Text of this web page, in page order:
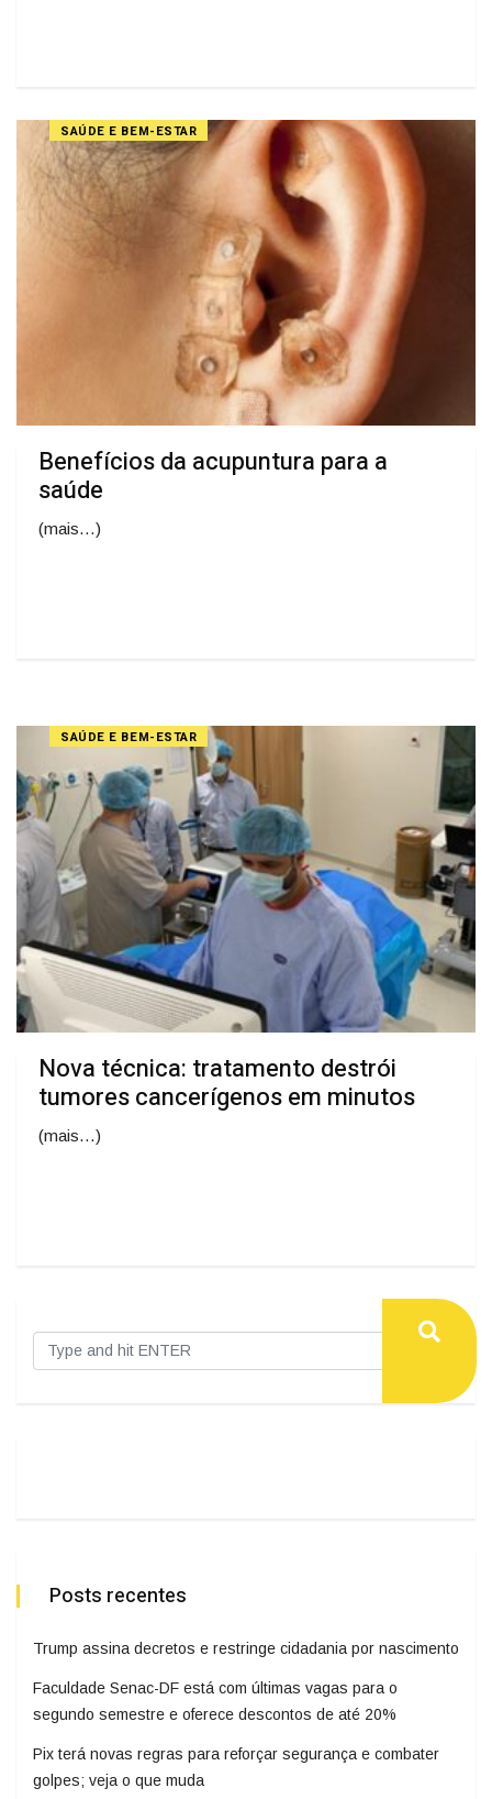
SAÚDE E BEM-ESTAR
Benefícios da acupuntura para a
saúde
(mais…)
SAÚDE E BEM-ESTAR
Nova técnica: tratamento destrói
tumores cancerígenos em minutos
(mais…)
Posts recentes
Trump assina decretos e restringe cidadania por nascimento
Faculdade Senac-DF está com últimas vagas para o
segundo semestre e oferece descontos de até 20%
Pix terá novas regras para reforçar segurança e combater
golpes; veja o que muda